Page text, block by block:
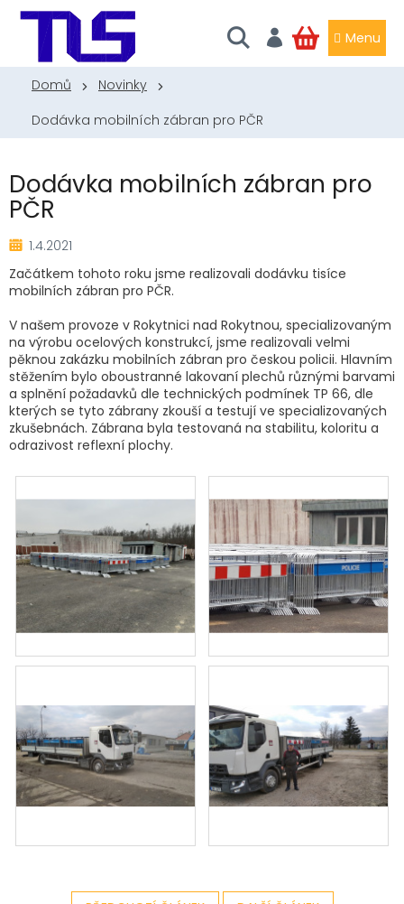
Přejít
NÁKUPNÍ
KOŠÍK
Domů
Novinky
Dodávka mobilních zábran pro PČR
Dodávka mobilních zábran pro
PČR
1.4.2021
Začátkem tohoto roku jsme realizovali dodávku tisíce
mobilních zábran pro PČR.
V našem provoze v Rokytnici nad Rokytnou, specializovaným
na výrobu ocelových konstrukcí, jsme realizovali velmi
pěknou zakázku mobilních zábran pro českou policii. Hlavním
stěžením bylo oboustranné lakovaní plechů různými barvami
a splnění požadavků dle technických podmínek TP 66, dle
kterých se tyto zábrany zkouší a testují ve specializovaných
zkušebnách. Zábrana byla testovaná na stabilitu, koloritu a
odrazivost reflexní plochy.